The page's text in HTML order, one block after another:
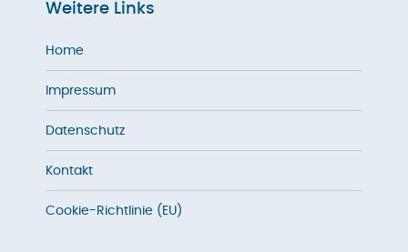
opens
window
opens
window
Weitere Links
Home
Impressum
Datenschutz
Kontakt
Cookie-Richtlinie (EU)